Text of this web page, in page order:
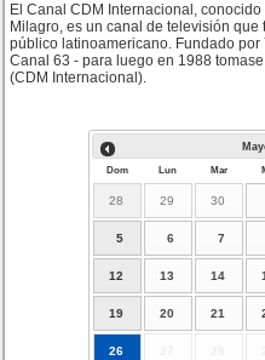
El Canal CDM Internacional,
Milagro, es un canal de televisión
público latinoamericano. Fundado
Canal 63 - para luego en 1988
(CDM Internacional).
Dom Lun Mar
28 29 30
5 6 7
12 13 14
19 20 21
26